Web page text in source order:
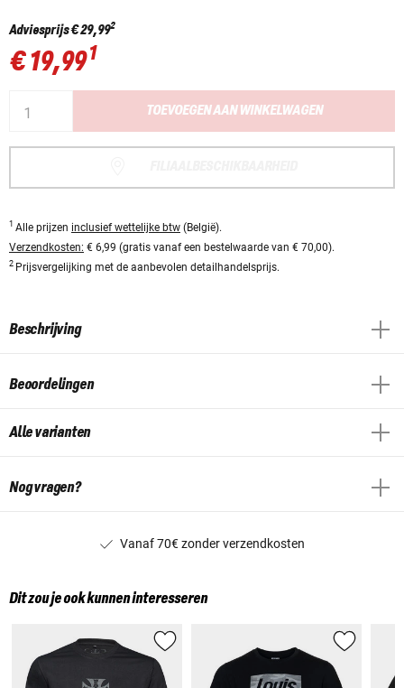
Adviesprijs€ 29,992
€ 19,991
TOEVOEGEN AAN WINKELWAGEN
1 Alle prijzen inclusief wettelijke btw (België).
Verzendkosten: € 6,99 (gratis vanaf een bestelwaarde van € 70,00).
2 Prijsvergelijking met de aanbevolen detailhandelsprijs.
Beschrijving
Beoordelingen
Alle varianten
Nog vragen?
Vanaf 70€ zonder verzendkosten
Dit zou je ook kunnen interesseren